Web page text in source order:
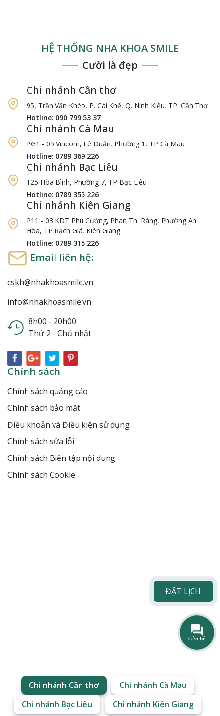
HỆ THỐNG NHA KHOA SMILE
Cười là đẹp
Chi nhánh Cần thơ
95, Trần Văn Khéo, P. Cái Khế, Q. Ninh Kiều, TP. Cần Thơ
Hotline: 090 799 53 37
Chi nhánh Cà Mau
PG1 - 05 Vincom, Lê Duẩn, Phường 1, TP Cà Mau
Hotline: 0789 369 226
Chi nhánh Bạc Liêu
125 Hòa Bình, Phường 7, TP Bạc Liêu
Hotline: 0789 355 226
Chi nhánh Kiên Giang
P11 - 03 KDT Phú Cường, Phan Thị Ràng, Phường An
Hòa, TP Rạch Giá, Kiên Giang
Hotline: 0789 315 226
Email liên hệ:
cskh@nhakhoasmile.vn
info@nhakhoasmile.vn
8h00 - 20h00
Thứ 2 - Chủ nhật
Chính sách
Chính sách quảng cáo
Chính sách bảo mật
Điều khoản và Điều kiện sử dụng
Chính sách sửa lỗi
Chính sách Biên tập nội dung
Chính sách Cookie
Chi nhánh Cần thơ
Chi nhánh Cà Mau
Chi nhánh Bạc Liêu
Chi nhánh Kiên Giang
ĐẶT LỊCH